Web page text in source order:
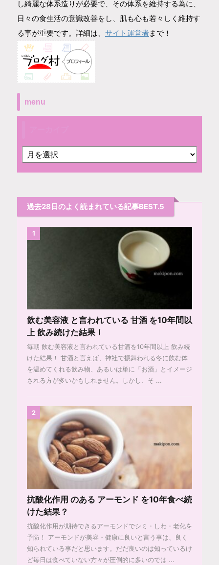
し綺麗な体系造りが必要で、その体系を維持する為に、
日々の食生活の意識改善をし、肌も心も若々しく維持す
る事が重要です。詳細は、 サイト運営者まで！
menu
過去28日のよく読まれている記事BEST.5
1
飲む美容液 と言われている 甘酒 を10年間以
上 飲み続けた結果！
毎朝 飲む美容液と言われている甘酒を10年間以上 飲み続
けた結果！ 甘酒と言えば、神社で振舞われる冬に飲む体
を温めてくれる飲み物、あるいは単に「お酒」とイメージ
される方が多いかもしれません。しかし、そ ...
2
抗酸化作用 のある アーモンド を10年食べ続
けた結果？
抗酸化作用が期待できるアーモンドでシミ・しわ・老化を
予防！ アーモンドが美容・健康に良いと言う事は、良く
知られている事だと思います。だだ良いのは知っているけ
ど毎日は食べていない方々が圧倒的に多いのでは ...